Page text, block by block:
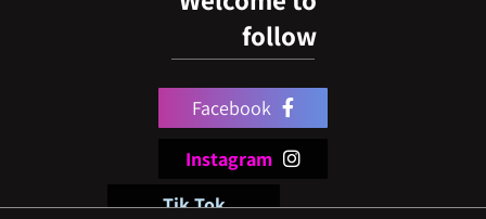
follow
Facebook
Instagram
Tik Tok